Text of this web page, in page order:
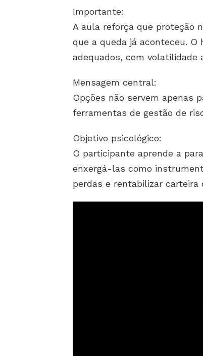
Importante:
A aula reforça que proteção
que a queda já aconteceu.
adequados, com volatilidade
Mensagem central:
Opções não servem apenas
ferramentas de gestão de
Objetivo psicológico:
O participante aprende a
enxergá-las como
perdas e rentabilizar carteira